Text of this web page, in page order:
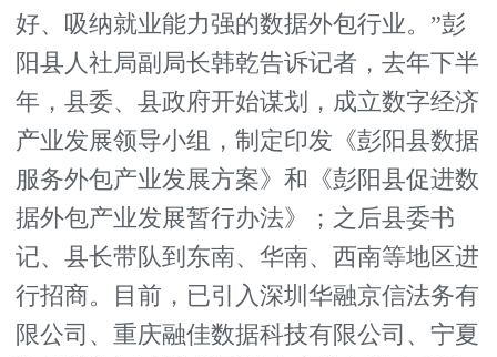
好、吸纳就业能力强的数据外包行业。”彭
阳县人社局副局长韩乾告诉记者，去年下半
年，县委、县政府开始谋划，成立数字经济
产业发展领导小组，制定印发《彭阳县数据
服务外包产业发展方案》和《彭阳县促进数
据外包产业发展暂行办法》；之后县委书
记、县长带队到东南、华南、西南等地区进
行招商。目前，已引入深圳华融京信法务有
限公司、重庆融佳数据科技有限公司、宁夏